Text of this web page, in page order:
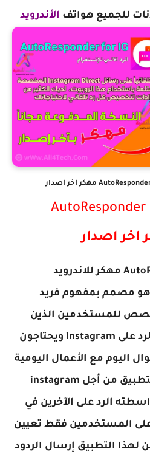
للجميع هواتف الأندرويد
اخر اصدار
مصمم بمفهوم فريد
للمستخدمين الذين
يحتاجون بإسـتمرار إلى الرد على instagram ويحتاجون
اليوم مع الأعمال اليومية
الأخرى. تم إنشاء هذا التطبيق من أجل instagram
الرد على الآخرين في
على المستخدمين فقط تعيين
لهذا التطبيق إرسال الردود